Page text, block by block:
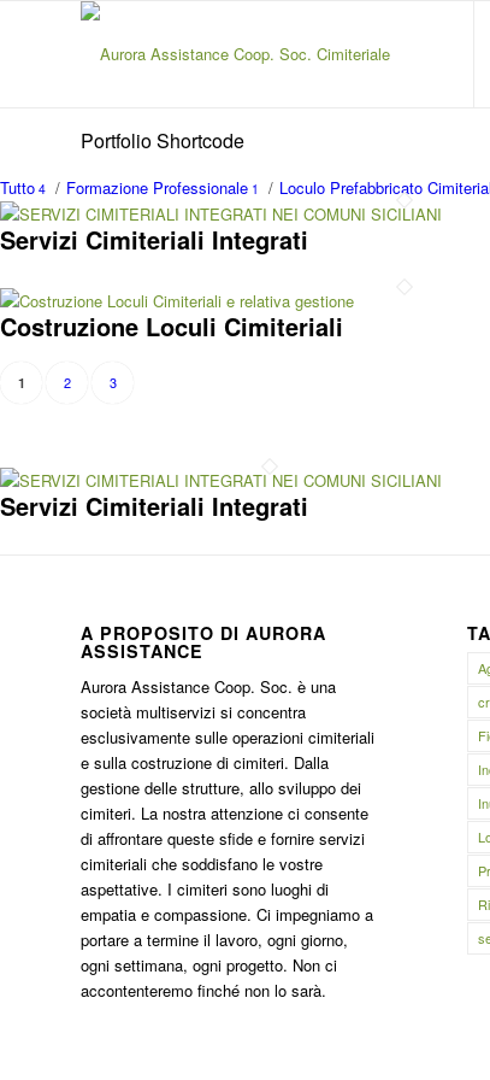
Portfolio Shortcode
Tutto 4 / Formazione Professionale 1 / Loculo Prefabbricato
Servizi Cimiteriali Integrati
Costruzione Loculi Cimiteriali
1 2 3
Servizi Cimiteriali Integrati
A PROPOSITO DI AURORA
ASSISTANCE
Aurora Assistance Coop. Soc. è una
società multiservizi si concentra
esclusivamente sulle operazioni cimiteriali
e sulla costruzione di cimiteri. Dalla
gestione delle strutture, allo sviluppo dei
cimiteri. La nostra attenzione ci consente
di affrontare queste sfide e fornire servizi
cimiteriali che soddisfano le vostre
aspettative. I cimiteri sono luoghi di
empatia e compassione. Ci impegniamo a
portare a termine il lavoro, ogni giorno,
ogni settimana, ogni progetto. Non ci
accontenteremo finché non lo sarà.